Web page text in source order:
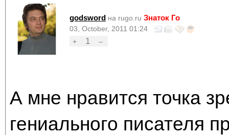
godsword на rugo.ru Знаток Го
03, October, 2011 01:24
+
1 –
А мне нравится точка
гениального писателя